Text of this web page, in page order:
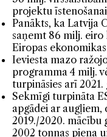
projektu
Panākts, ka Latvija
saņemt 86 milj.
Eiropas
Ieviesta mazo
programma 4 milj.
turpināsies arī 2021.
Sekmīgi turpināta
apgādei ar
2019./2020. mācību
2002 tonnas piena